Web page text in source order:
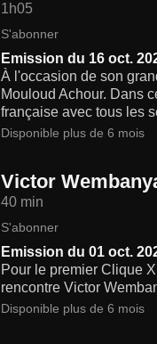
1h05
S'abonner
Emission du 16 oct.
À l'occasion de son
Mouloud Achour. Dans
française avec tous les
Disponible plus de 6 mois
Victor
40 min
S'abonner
Emission du 01 oct.
Pour le premier Clique
rencontre Victor
Disponible plus de 6 mois